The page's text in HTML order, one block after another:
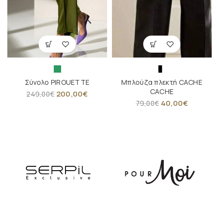
Σύνολο PIROUETTE
249,00€ 200,00€
Μπλούζα πλεκτή CACHE
CACHE
79,00€ 40,00€